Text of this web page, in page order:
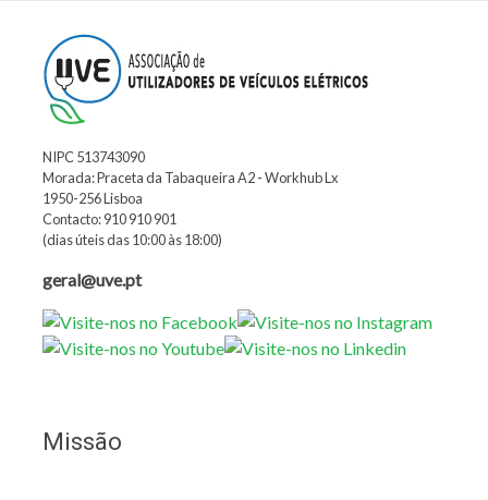
NIPC 513743090
Morada: Praceta da Tabaqueira A2 - Workhub Lx
1950-256 Lisboa
Contacto: 910 910 901
(dias úteis das 10:00 às 18:00)
geral@uve.pt
Missão